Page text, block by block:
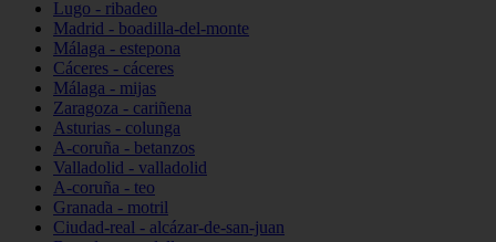
Lugo - ribadeo
Madrid - boadilla-del-monte
Málaga - estepona
Cáceres - cáceres
Málaga - mijas
Zaragoza - cariñena
Asturias - colunga
A-coruña - betanzos
Valladolid - valladolid
A-coruña - teo
Granada - motril
Ciudad-real - alcázar-de-san-juan